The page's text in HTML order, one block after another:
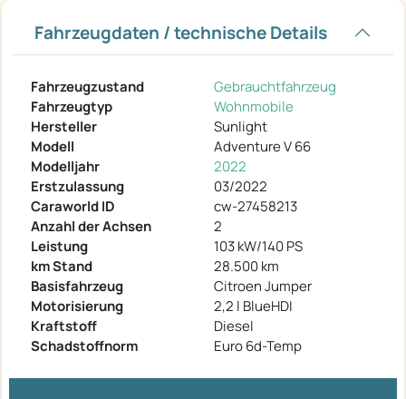
Fahrzeugdaten / technische Details
Fahrzeugzustand
Gebrauchtfahrzeug
Fahrzeugtyp
Wohnmobile
Hersteller
Sunlight
Modell
Adventure V 66
Modelljahr
2022
Erstzulassung
03/2022
Caraworld ID
cw-27458213
Anzahl der Achsen
2
Leistung
103 kW/140 PS
km Stand
28.500 km
Basisfahrzeug
Citroen Jumper
Motorisierung
2,2 l BlueHDI
Kraftstoff
Diesel
Schadstoffnorm
Euro 6d-Temp